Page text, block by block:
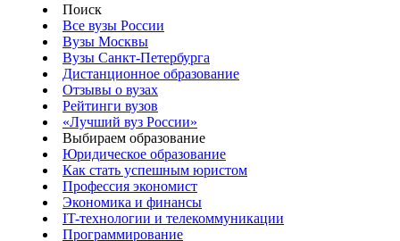
Поиск
Все вузы России
Вузы Москвы
Вузы Санкт-Петербурга
Дистанционное образование
Отзывы о вузах
Рейтинги вузов
«Лучший вуз России»
Выбираем образование
Юридическое образование
Как стать успешным юристом
Профессия экономист
Экономика и финансы
IT-технологии и телекоммуникации
Программирование